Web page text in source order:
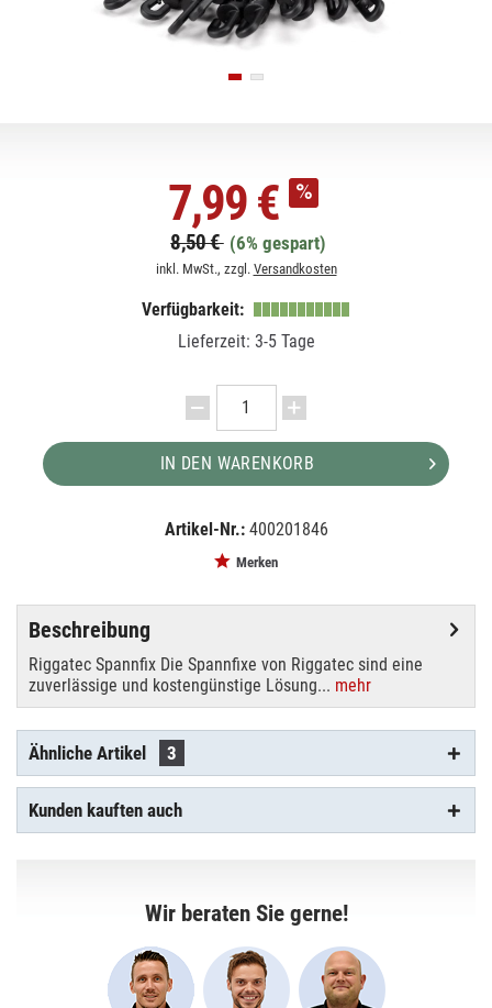
7,99 €
8,50 € (6% gespart)
inkl. MwSt., zzgl. Versandkosten
Verfügbarkeit:
Lieferzeit: 3-5 Tage
IN DEN WARENKORB
Artikel-Nr.: 400201846
Merken
Beschreibung
Riggatec Spannfix Die Spannfixe von Riggatec sind eine
zuverlässige und kostengünstige Lösung... mehr
Ähnliche Artikel 3
Kunden kauften auch
Wir beraten Sie gerne!